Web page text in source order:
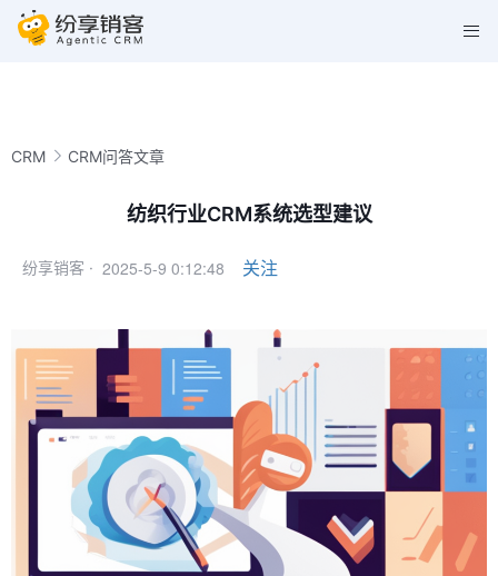
CRM CRM问答文章
纺织行业CRM系统选型建议
纷享销客 · 2025-5-9 0:12:48 关注